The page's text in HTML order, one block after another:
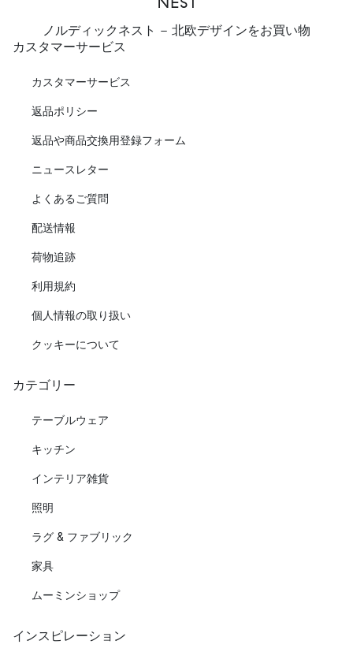
ノルディックネスト - 北欧デザインをお買い物
カスタマーサービス
カスタマーサービス
返品ポリシー
返品や商品交換用登録フォーム
ニュースレター
よくあるご質問
配送情報
荷物追跡
利用規約
個人情報の取り扱い
クッキーについて
カテゴリー
テーブルウェア
キッチン
インテリア雑貨
照明
ラグ & ファブリック
家具
ムーミンショップ
インスピレーション